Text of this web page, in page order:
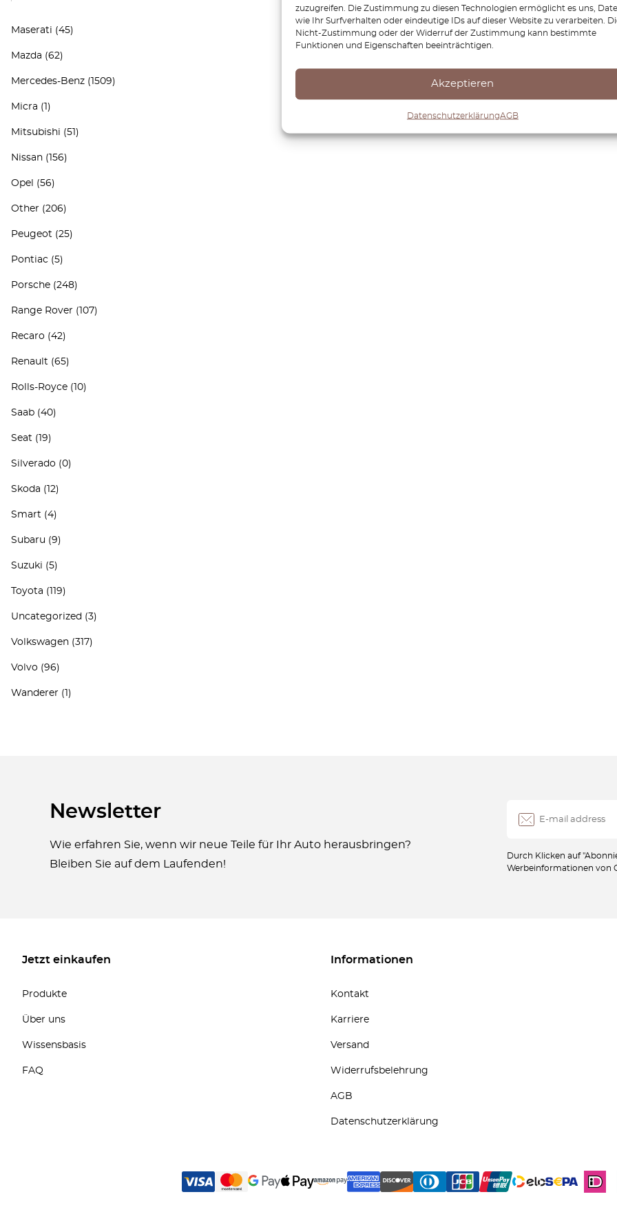
zuzugreifen. Die Zustimmung zu diesen Technologien ermöglicht es uns,
wie Ihr Surfverhalten oder eindeutige IDs auf dieser Website zu verarbeiten.
Nicht-Zustimmung oder der Widerruf der Zustimmung kann bestimmte
Funktionen und Eigenschaften beeinträchtigen.
Akzeptieren
DatenschutzerklärungAGB
Maserati (45)
Mazda (62)
Mercedes-Benz (1509)
Micra (1)
Mitsubishi (51)
Nissan (156)
Opel (56)
Other (206)
Peugeot (25)
Pontiac (5)
Porsche (248)
Range Rover (107)
Recaro (42)
Renault (65)
Rolls-Royce (10)
Saab (40)
Seat (19)
Silverado (0)
Skoda (12)
Smart (4)
Subaru (9)
Suzuki (5)
Toyota (119)
Uncategorized (3)
Volkswagen (317)
Volvo (96)
Wanderer (1)
Newsletter
Wie erfahren Sie, wenn wir neue Teile für Ihr Auto herausbringen?
Bleiben Sie auf dem Laufenden!
Durch Klicken auf
Werbeinformationen von
Jetzt einkaufen
Produkte
Über uns
Wissensbasis
FAQ
Informationen
Kontakt
Karriere
Versand
Widerrufsbelehrung
AGB
Datenschutzerklärung